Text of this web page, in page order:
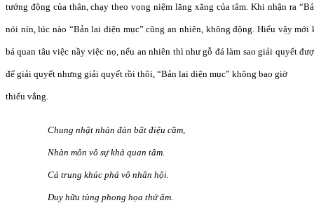
tướng động của thân, chạy theo vọng niệm lăng xăng của tâm. Khi nhận ra
nói nín, lúc nào “Bản lai diện mục” cũng an nhiên, không động. Hiểu vậy
bá quan tâu việc nầy việc nọ, nếu an nhiên thì như gỗ đá làm sao giải quyết
để giải quyết nhưng giải quyết rồi thôi, “Bản lai diện mục” không bao giờ
thiếu vắng.
Chung nhật nhàn đàn bất điệu cầm,
Nhàn môn vô sự khả quan tâm.
Cá trung khúc phá vô nhân hội.
Duy hữu tùng phong họa thử âm.